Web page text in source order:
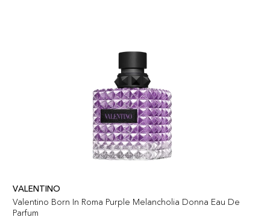
VALENTINO
Valentino Born In Roma Purple Melancholia Donna Eau De
Parfum